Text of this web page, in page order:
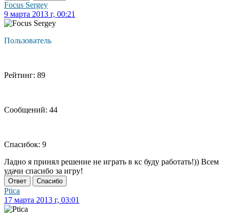
Focus Sergey
9 марта 2013 г, 00:21
Пользователь
Рейтинг: 89
Сообщений: 44
Спасибок: 9
Ладно я принял решение не играть в кс буду работать!)) Всем
удачи спасибо за игру!
Ответ Спасибо
Ptica
17 марта 2013 г, 03:01